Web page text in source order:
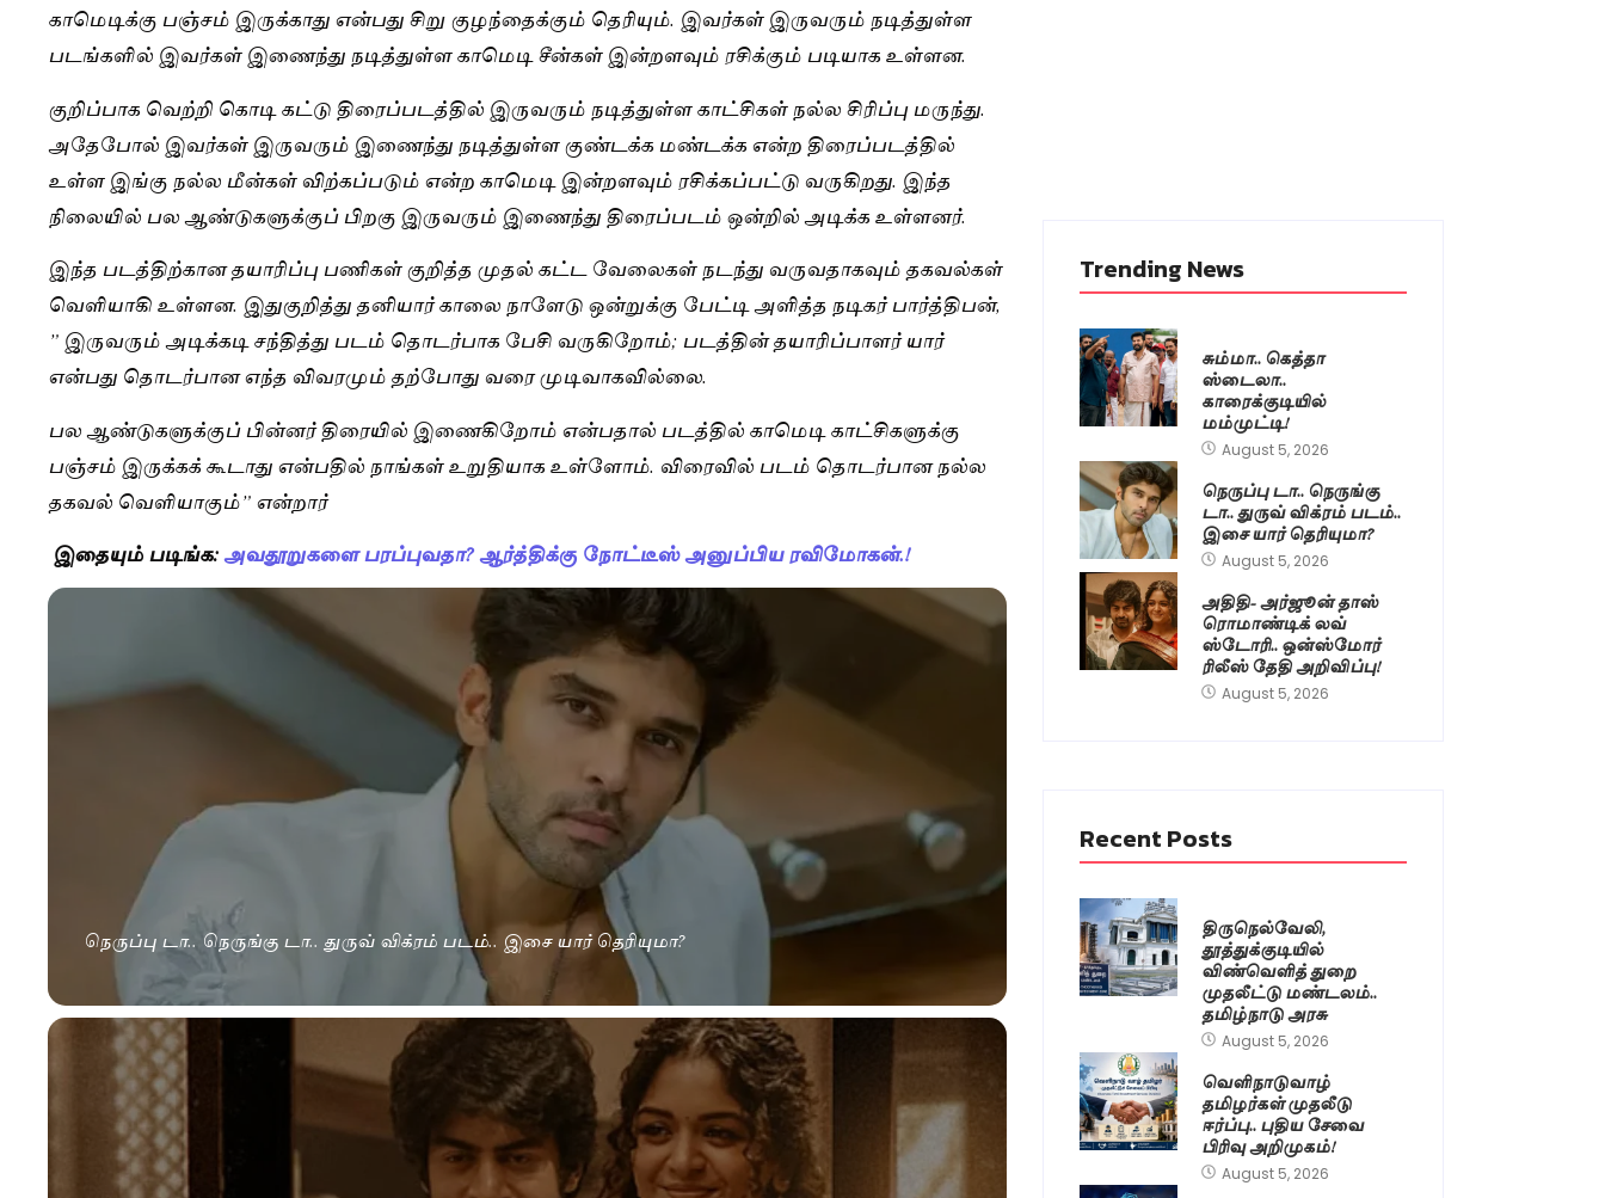
காமெடிக்கு பஞ்சம் இருக்காது என்பது சிறு குழந்தைக்கும் தெரியும். இவர்கள் இருவரும் நடித்துள்ள
படங்களில் இவர்கள் இணைந்து நடித்துள்ள காமெடி சீன்கள் இன்றளவும் ரசிக்கும் படியாக உள்ளன.
குறிப்பாக வெற்றி கொடி கட்டு திரைப்படத்தில் இருவரும் நடித்துள்ள காட்சிகள் நல்ல சிரிப்பு மருந்து.
அதேபோல் இவர்கள் இருவரும் இணைந்து நடித்துள்ள குண்டக்க மண்டக்க என்ற திரைப்படத்தில்
உள்ள இங்கு நல்ல மீன்கள் விற்கப்படும் என்ற காமெடி இன்றளவும் ரசிக்கப்பட்டு வருகிறது. இந்த
நிலையில் பல ஆண்டுகளுக்குப் பிறகு இருவரும் இணைந்து திரைப்படம் ஒன்றில் அடிக்க உள்ளனர்.
இந்த படத்திற்கான தயாரிப்பு பணிகள் குறித்த முதல் கட்ட வேலைகள் நடந்து வருவதாகவும் தகவல்கள்
வெளியாகி உள்ளன. இதுகுறித்து தனியார் காலை நாளேடு ஒன்றுக்கு பேட்டி அளித்த நடிகர் பார்த்திபன்,
” இருவரும் அடிக்கடி சந்தித்து படம் தொடர்பாக பேசி வருகிறோம்; படத்தின் தயாரிப்பாளர் யார்
என்பது தொடர்பான எந்த விவரமும் தற்போது வரை முடிவாகவில்லை.
பல ஆண்டுகளுக்குப் பின்னர் திரையில் இணைகிறோம் என்பதால் படத்தில் காமெடி காட்சிகளுக்கு
பஞ்சம் இருக்கக் கூடாது என்பதில் நாங்கள் உறுதியாக உள்ளோம். விரைவில் படம் தொடர்பான நல்ல
தகவல் வெளியாகும்” என்றார்
இதையும் படிங்க:அவதூறுகளை பரப்புவதா? ஆர்த்திக்கு நோட்டீஸ் அனுப்பிய ரவிமோகன்.!
நெருப்பு டா.. நெருங்கு டா.. துருவ் விக்ரம் படம்.. இசை யார் தெரியுமா?
Trending News
சும்மா.. கெத்தா
ஸ்டைலா..
காரைக்குடியில்
மம்முட்டி!
August 5, 2026
நெருப்பு டா.. நெருங்கு
டா.. துருவ் விக்ரம் படம்..
இசை யார் தெரியுமா?
August 5, 2026
அதிதி- அர்ஜூன் தாஸ்
ரொமாண்டிக் லவ்
ஸ்டோரி.. ஒன்ஸ்மோர்
ரிலீஸ் தேதி அறிவிப்பு!
August 5, 2026
Recent Posts
திருநெல்வேலி,
தூத்துக்குடியில்
விண்வெளித் துறை
முதலீட்டு மண்டலம்..
தமிழ்நாடு அரசு
August 5, 2026
வெளிநாடுவாழ்
தமிழர்கள் முதலீடு
ஈர்ப்பு.. புதிய சேவை
பிரிவு அறிமுகம்!
August 5, 2026